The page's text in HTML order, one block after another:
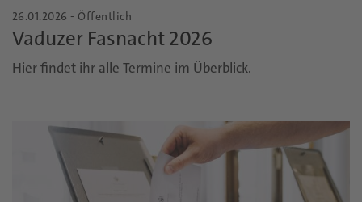
26.01.2026 - Öffentlich
Vaduzer Fasnacht 2026
Hier findet ihr alle Termine im Überblick.